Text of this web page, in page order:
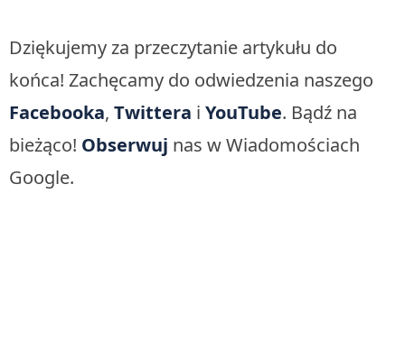
Dziękujemy za przeczytanie artykułu do
końca! Zachęcamy do odwiedzenia naszego
Facebooka, Twittera i YouTube. Bądź na
bieżąco! Obserwuj nas w Wiadomościach
Google.